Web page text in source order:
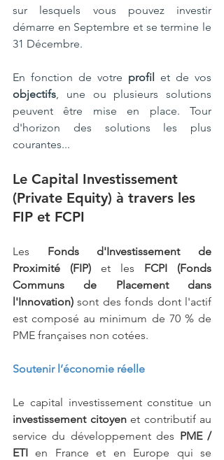
sur lesquels vous pouvez investir
démarre en Septembre et se termine le
31 Décembre.
En fonction de votre profil
objectifs , une ou plusieurs solutions
peuvent être mise en place. Tour
d'horizon des solutions les plus
courantes...
Le Capital Investissement
(Private Equity) à travers les
FIP et FCPI
Les Fonds d'Investissement de
Proximité (FIP) et les FCPI (Fonds
Communs de Placement dans
l'Innovation) sont des fonds dont l'actif
est composé au minimum de 70 % de
PME françaises non cotées.
Soutenir l’économie réelle
investissement citoyen et contributif au
service du développement des PME /
ETI en France et en Europe qui se